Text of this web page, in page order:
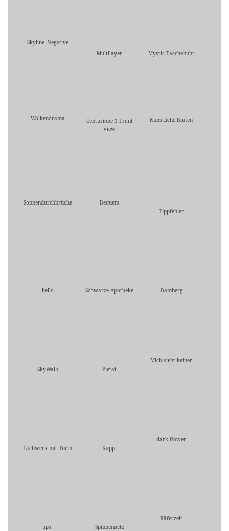
Skyline_Negative
Multilayer
Mystic Taschenuhr
Wolkendrama
Centurione 1 Front
View
Künstliche Blüten
Sonnendurchbrüche
Bequem
Tippfehler
hello Schwarze Apotheke Bamberg
SkyWalk Pietät
Mich sieht keiner
Fachwerk mit Turm Kappl
dark flower
ups! Spinnennetz
Käferzeit